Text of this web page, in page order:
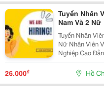
Tuyển Nhân
Nam Và 2 Nữ
Tuyển Nhân
Nữ Nhân Viên Văn Phòng: (Là Sinh Viên Hoặc Đã Tốt
Nghiệp Cao Đẳng/ Đại Học)
Time (2 Nam 2 Nữ) Ca Làm: 13:00 Đến
Được Nghỉ
26.000₫ Hồ